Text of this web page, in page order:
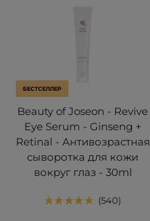
БЕСТСЕЛЛЕР
Beauty of Joseon - Revive
Eye Serum - Ginseng +
Retinal - Антивозрастная
сыворотка для кожи
вокруг глаз - 30ml
540